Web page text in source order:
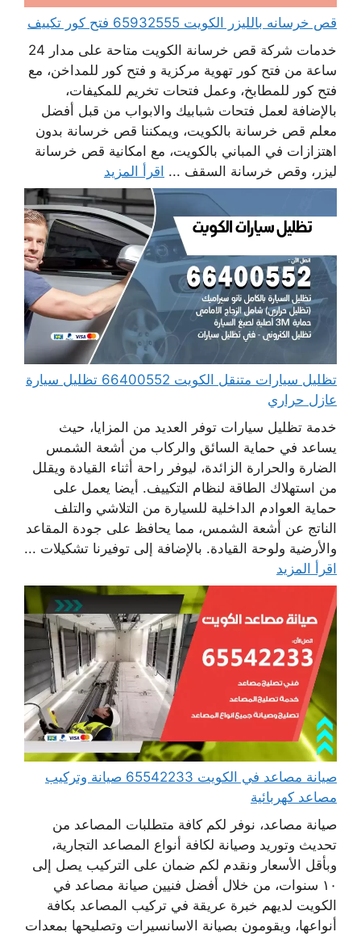
قص خرسانه بالليزر الكويت 65932555 فتح كور تكييف
خدمات شركة قص خرسانة الكويت متاحة على مدار 24
ساعة من فتح كور تهوية مركزية و فتح كور للمداخن، مع
فتح كور للمطابخ، وعمل فتحات تخريم للمكيفات،
بالإضافة لعمل فتحات شبابيك والابواب من قبل أفضل
معلم قص خرسانة بالكويت، ويمكننا قص خرسانة بدون
اهتزازات في المباني بالكويت، مع امكانية قص خرسانة
ليزر، وقص خرسانة السقف ... اقرأ المزيد
تظليل سيارات متنقل الكويت 66400552 تظليل سيارة
عازل حراري
خدمة تظليل سيارات توفر العديد من المزايا، حيث
يساعد في حماية السائق والركاب من أشعة الشمس
الضارة والحرارة الزائدة، ليوفر راحة أثناء القيادة ويقلل
من استهلاك الطاقة لنظام التكييف. أيضا يعمل على
حماية العوادم الداخلية للسيارة من التلاشي والتلف
الناتج عن أشعة الشمس، مما يحافظ على جودة المقاعد
والأرضية ولوحة القيادة. بالإضافة إلى توفيرنا تشكيلات ...
اقرأ المزيد
صيانة مصاعد في الكويت 65542233 صيانة وتركيب
مصاعد كهربائية
صيانة مصاعد، نوفر لكم كافة متطلبات المصاعد من
تحديث وتوريد وصيانة لكافة أنواع المصاعد التجارية،
وبأقل الأسعار ونقدم لكم ضمان على التركيب يصل إلى
١٠ سنوات، من خلال أفضل فنيين صيانة مصاعد في
الكويت لديهم خبرة عريقة في تركيب المصاعد بكافة
أنواعها، ويقومون بصيانة الاسانسيرات وتصليحها بمعدات